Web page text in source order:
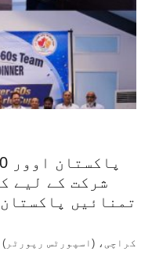
شرکت کے لیے
تمنائیں